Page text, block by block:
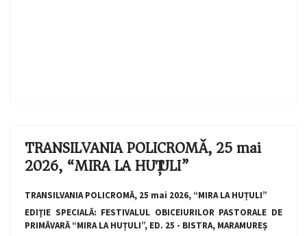
TRANSILVANIA POLICROMĂ, 25 mai
2026, “MIRA LA HUȚULI”
TRANSILVANIA POLICROMĂ, 25 mai 2026, “MIRA LA HUȚULI”
EDIŢIE SPECIALĂ: FESTIVALUL OBICEIURILOR PASTORALE DE
PRIMĂVARĂ “MIRA LA HUȚULI”, ED. 25 - BISTRA, MARAMUREȘ